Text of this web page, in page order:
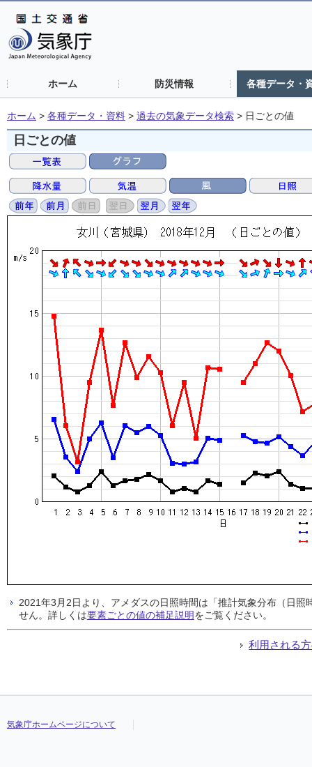
ホーム 防災情報 各種データ・
ホーム > 各種データ・資料 > 過去の気象データ検索 > 日ごとの値
日ごとの値
2021年3月2日より、アメダスの日照時間は「推計気象分布（日
せん。詳しくは要素ごとの値の補足説明をご覧ください。
利用される
気象庁ホームページについて